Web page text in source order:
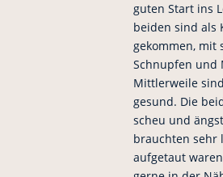
guten Start ins
beiden sind als
gekommen, mit
Schnupfen und
Mittlerweile
gesund. Die
scheu und
brauchten sehr
aufgetaut